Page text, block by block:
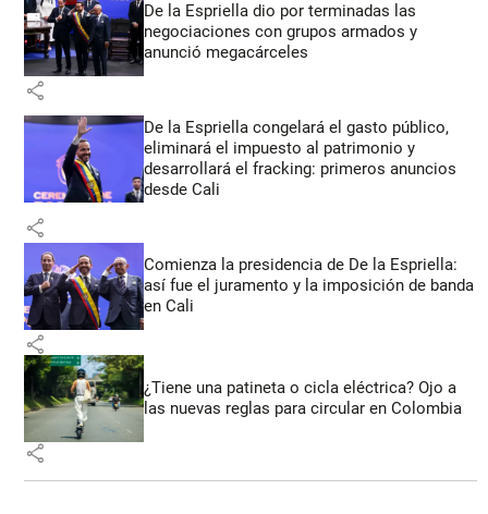
De la Espriella dio por terminadas las
negociaciones con grupos armados y
anunció megacárceles
share
De la Espriella congelará el gasto público,
eliminará el impuesto al patrimonio y
desarrollará el fracking: primeros anuncios
desde Cali
share
Comienza la presidencia de De la Espriella:
así fue el juramento y la imposición de banda
en Cali
share
¿Tiene una patineta o cicla eléctrica? Ojo a
las nuevas reglas para circular en Colombia
share